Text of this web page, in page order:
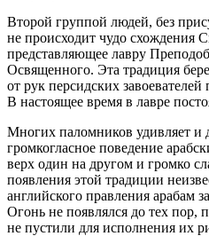
Второй группой людей, без
не происходит чудо схождения
представляющее лавру
Освященного. Эта традиция
от рук персидских
В настоящее время в лавре
Многих паломников удивляет и
громкогласное поведение
верх один на другом и громко
появления этой традиции
английского правления арабам
Огонь не появлялся до тех пор,
не пустили для исполнения их